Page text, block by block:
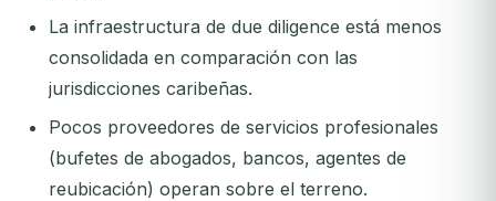
La infraestructura de due diligence está menos
consolidada en comparación con las
jurisdicciones caribeñas.
Pocos proveedores de servicios profesionales
(bufetes de abogados, bancos, agentes de
reubicación) operan sobre el terreno.